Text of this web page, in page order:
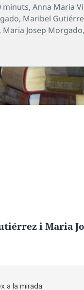
minuts,Anna Maria
, Maribel
, Maria Josep Morgado,
i Maria